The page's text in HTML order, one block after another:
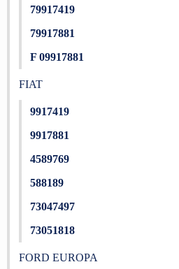
79917419
79917881
F 09917881
FIAT
9917419
9917881
4589769
588189
73047497
73051818
FORD EUROPA